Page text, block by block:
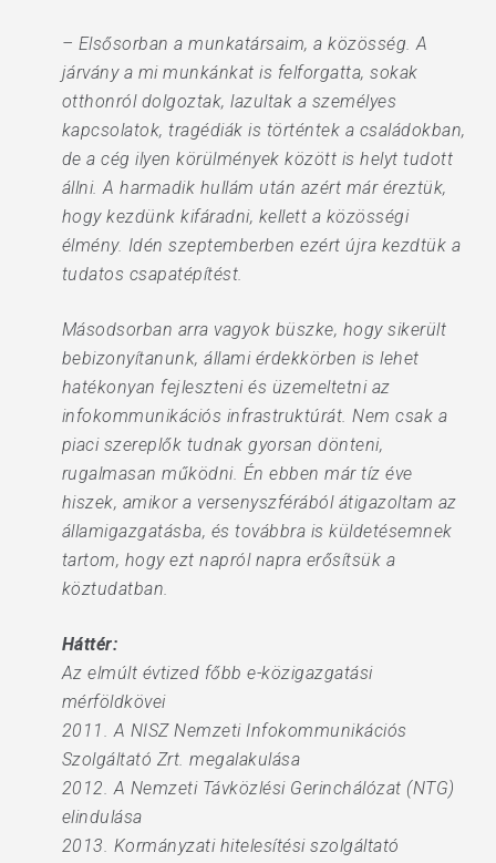
– Elsősorban a munkatársaim, a közösség. A
járvány a mi munkánkat is felforgatta, sokak
otthonról dolgoztak, lazultak a személyes
kapcsolatok, tragédiák is történtek a családokban,
de a cég ilyen körülmények között is helyt tudott
állni. A harmadik hullám után azért már éreztük,
hogy kezdünk kifáradni, kellett a közösségi
élmény. Idén szeptemberben ezért újra kezdtük a
tudatos csapatépítést.
Másodsorban arra vagyok büszke, hogy sikerült
bebizonyítanunk, állami érdekkörben is lehet
hatékonyan fejleszteni és üzemeltetni az
infokommunikációs infrastruktúrát. Nem csak a
piaci szereplők tudnak gyorsan dönteni,
rugalmasan működni. Én ebben már tíz éve
hiszek, amikor a versenyszférából átigazoltam az
államigazgatásba, és továbbra is küldetésemnek
tartom, hogy ezt napról napra erősítsük a
köztudatban.
Háttér:
Az elmúlt évtized főbb e-közigazgatási
mérföldkövei
2011. A NISZ Nemzeti Infokommunikációs
Szolgáltató Zrt. megalakulása
2012. A Nemzeti Távközlési Gerinchálózat (NTG)
elindulása
2013. Kormányzati hitelesítési szolgáltató